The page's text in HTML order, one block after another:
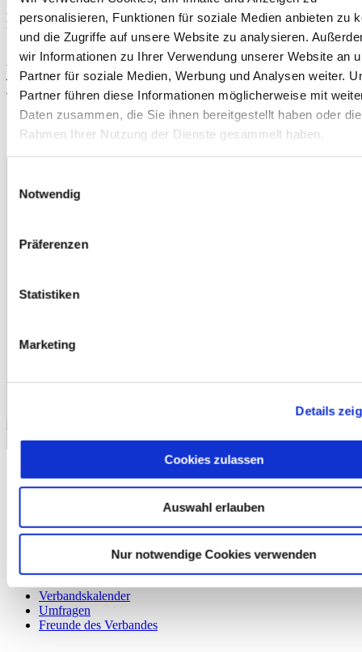
personalisieren, Funktionen für soziale Medien anbieten zu
und die Zugriffe auf unsere Website zu analysieren.
wir Informationen zu Ihrer Verwendung unserer Website an
Partner für soziale Medien, Werbung und Analysen weiter.
Partner führen diese Informationen möglicherweise mit
Daten zusammen, die Sie ihnen bereitgestellt haben oder
Rahmen Ihrer Nutzung der Dienste gesammelt haben.
Notwendig
Präferenzen
Statistiken
Marketing
Details
Cookies zulassen
Auswahl erlauben
Nur notwendige Cookies verwenden
Hedi Schmitt
VDBS Sektionsleitung Hessen
PS: Sollest du nicht teilnehmen können, kannst du mit deinen
Anliegen, Fragen und Ideen gerne jederzeit mit deiner
Sektionsleitung direkt Kontakt aufnehmen.
News aus dem Verband
Sektionen des Verbandes
Verbandskalender
Umfragen
Freunde des Verbandes